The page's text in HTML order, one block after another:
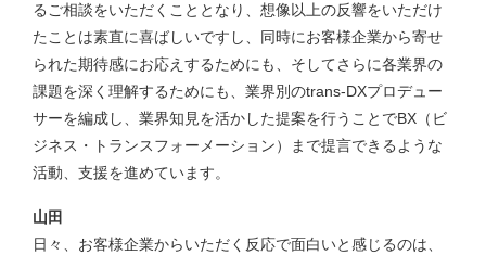
るご相談をいただくこととなり、想像以上の反響をいただけ
たことは素直に喜ばしいですし、同時にお客様企業から寄せ
られた期待感にお応えするためにも、そしてさらに各業界の
課題を深く理解するためにも、業界別のtrans-DXプロデュー
サーを編成し、業界知見を活かした提案を行うことでBX（ビ
ジネス・トランスフォーメーション）まで提言できるような
活動、支援を進めています。
山田
日々、お客様企業からいただく反応で面白いと感じるのは、